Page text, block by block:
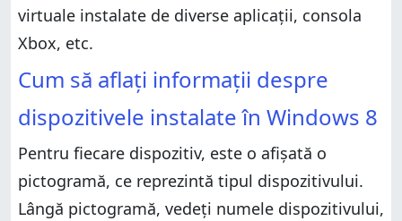
virtuale instalate de diverse aplicații, consola
Xbox, etc.
Cum să aflați informații despre
dispozitivele instalate în Windows 8
Pentru fiecare dispozitiv, este o afișată o
pictogramă, ce reprezintă tipul dispozitivului.
Lângă pictogramă, vedeți numele dispozitivului,